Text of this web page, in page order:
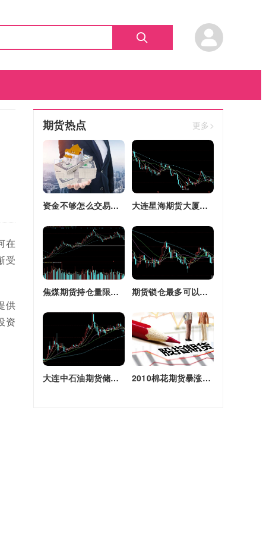
在
受
供
资
期货热点 更多>
资金不够怎么交易股指期货(资金不够怎么交易股指期货呢) 大连星海期货大厦四区改建(大连星海广场期货大厦)
焦煤期货持仓量限额(焦煤期货持仓量限额是多少) 期货锁仓最多可以多长时间(期货锁仓最多可以多长时间卖出)
大连中石油期货储备库(大连原油期货) 2010棉花期货暴涨原因(2010棉花期货暴涨原因是什么)